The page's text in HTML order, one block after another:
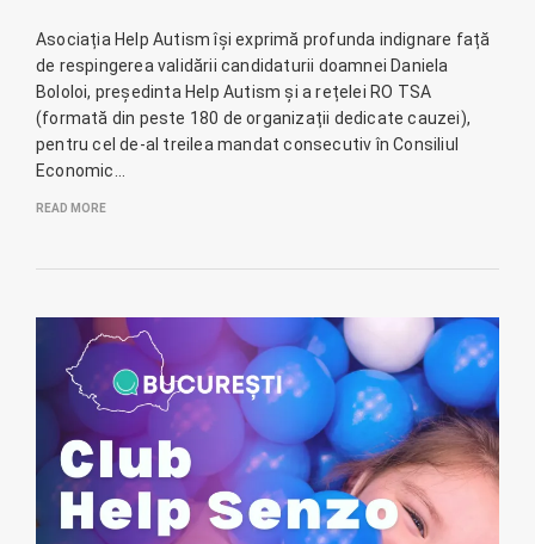
Asociația Help Autism își exprimă profunda indignare față
de respingerea validării candidaturii doamnei Daniela
Bololoi, președinta Help Autism și a rețelei RO TSA
(formată din peste 180 de organizații dedicate cauzei),
pentru cel de-al treilea mandat consecutiv în Consiliul
Economic…
READ MORE